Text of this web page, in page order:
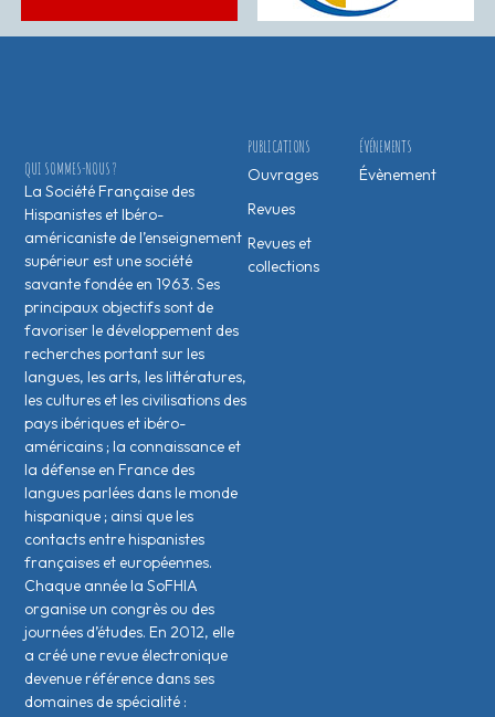
ÉVÉNEMENTS
Évènement
PUBLICATIONS
Ouvrages
Revues
Revues et
collections
QUI SOMMES-NOUS ?
La Société Française des
Hispanistes et Ibéro-
américaniste de l’enseignement
supérieur est une société
savante fondée en 1963. Ses
principaux objectifs sont de
favoriser le développement des
recherches portant sur les
langues, les arts, les littératures,
les cultures et les civilisations des
pays ibériques et ibéro-
américains ; la connaissance et
la défense en France des
langues parlées dans le monde
hispanique ; ainsi que les
contacts entre hispanistes
français·es et européen·nes.
Chaque année la SoFHIA
organise un congrès ou des
journées d’études. En 2012, elle
a créé une revue électronique
devenue référence dans ses
domaines de spécialité :